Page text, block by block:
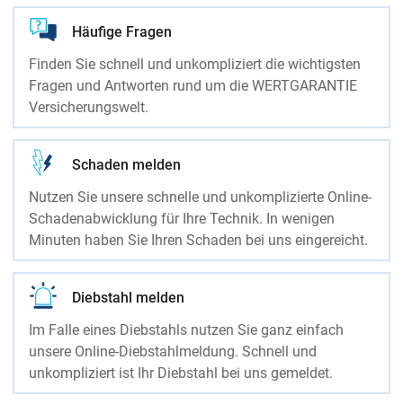
Häufige Fragen
Finden Sie schnell und unkompliziert die wichtigsten
Fragen und Antworten rund um die WERTGARANTIE
Versicherungswelt.
Schaden melden
Nutzen Sie unsere schnelle und unkomplizierte Online-
Schadenabwicklung für Ihre Technik. In wenigen
Minuten haben Sie Ihren Schaden bei uns eingereicht.
Diebstahl melden
Im Falle eines Diebstahls nutzen Sie ganz einfach
unsere Online-Diebstahlmeldung. Schnell und
unkompliziert ist Ihr Diebstahl bei uns gemeldet.